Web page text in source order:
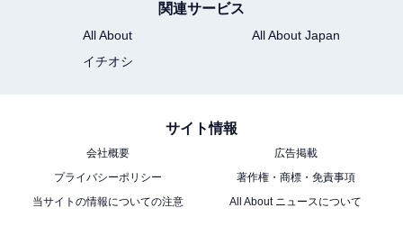
関連サービス
All About
All About Japan
イチオシ
サイト情報
会社概要
広告掲載
プライバシーポリシー
著作権・商標・免責事項
当サイトの情報についての注意
All About ニュースについて